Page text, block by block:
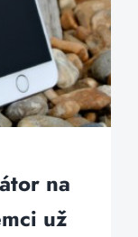
na
už